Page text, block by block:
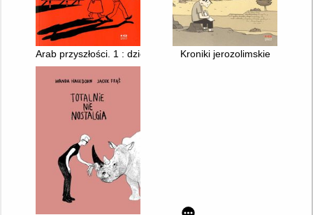
Arab przyszłości. 1 : dzieciństwo na Bliskim Wschodzie (1978-
Kroniki jerozolimskie